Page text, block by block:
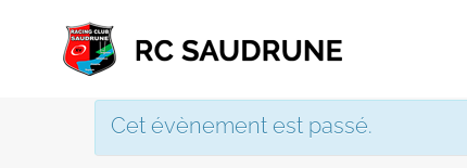
contenu
Cet évènement est passé.